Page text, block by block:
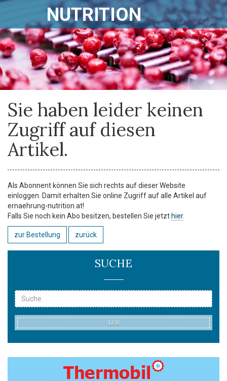
NUTRITION
Sie haben leider keinen
Zugriff auf diesen
Artikel.
Als Abonnent können Sie sich rechts auf dieser Website
einloggen. Damit erhalten Sie online Zugriff auf alle Artikel auf
ernaehrung-nutrition.at!
Falls Sie noch kein Abo besitzen, bestellen Sie jetzt hier.
zur Bestellung zurück
SUCHE
LOS